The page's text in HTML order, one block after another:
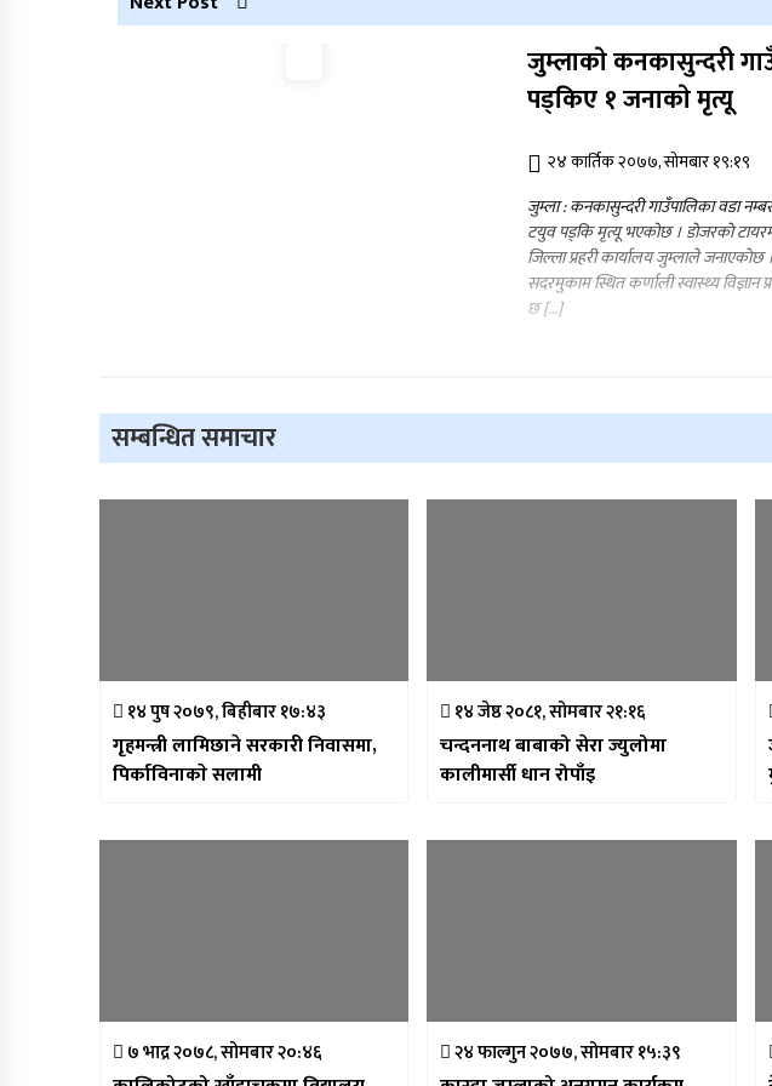
जुम्लाकाे कनकासुन्दरी
पड्किए १ जनाकाे मृत्यू
२४ कार्तिक २०७७, सोमबार १९:१९
जुम्ला : कनकासुन्दरी गाउँपालिका वडा
टयुव पड्कि मृत्यू भएकोछ । डाेजरकाे
जिल्ला प्रहरी कार्यालय जुम्लाले जनाएकाेछ
सदरमुकाम स्थित कर्णाली स्वास्थ्य विज्ञान
छ […]
सम्बन्धित समाचार
१४ पुष २०७९, बिहीबार १७:४३
गृहमन्त्री लामिछाने सरकारी निवासमा,
पिर्काविनाकाे सलामी
१४ जेष्ठ २०८१, सोमबार २१:१६
चन्दननाथ बाबाको सेरा ज्युलोमा
कालीमार्सी धान रोपाँइ
७ भाद्र २०७८, सोमबार २०:४६ २४ फाल्गुन २०७७, सोमबार १५:३९